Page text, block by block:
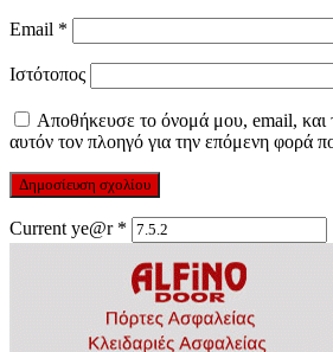
Email *
Ιστότοπος
Αποθήκευσε το όνομά μου, email, και
αυτόν τον πλοηγό για την επόμενη φορά
Current ye@r *